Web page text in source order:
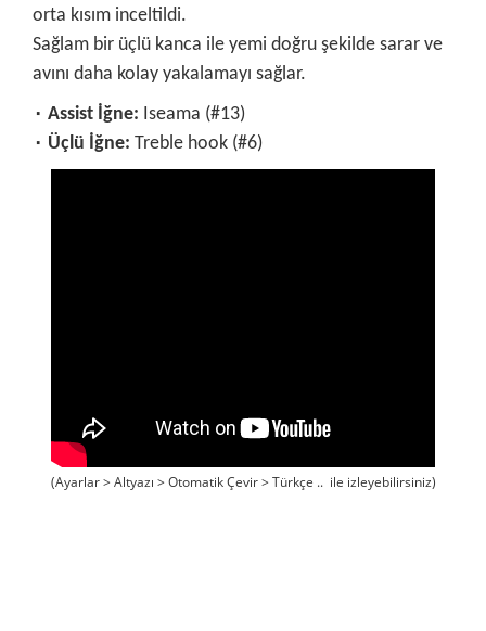
orta kısım inceltildi.
Sağlam bir üçlü kanca ile yemi doğru şekilde sarar ve
avını daha kolay yakalamayı sağlar.
۰ Assist İğne: Iseama (#13)
۰ Üçlü İğne: Treble hook (#6)
(Ayarlar > Altyazı > Otomatik Çevir > Türkçe .. ile izleyebilirsiniz)